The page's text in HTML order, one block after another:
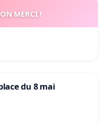
MERCI !
du 8 mai